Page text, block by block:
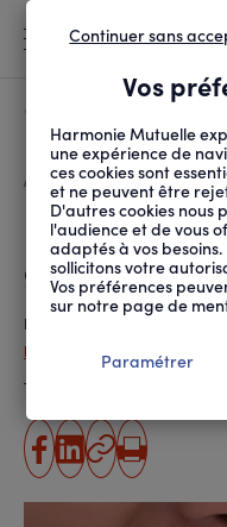
D'ARIANE
ACCUEIL SANTÉ ET SOINS MALADIES
Bruxisme :
grince des
Publié le
Léa Vandeputte - ANPM-
Temps de lecture estimé 4
partager
sur
partager
sur
Copier
l'URL
Vos
Harmonie Mutuelle
une expérience de
ces cookies sont
et ne peuvent être
D'autres cookies
l'audience et de vous
adaptés à vos
sollicitons votre
Vos préférences
sur notre page de
Continuer sans
Paramétrer